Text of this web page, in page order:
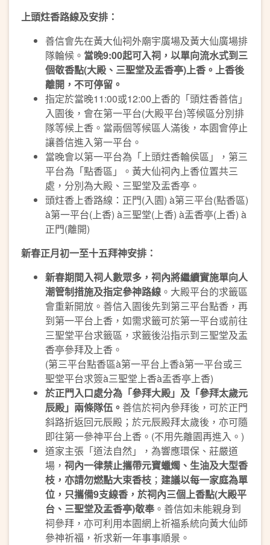
上頭炷香路線及安排：
善信會先在黃大仙祠外廟宇廣場及黃大仙廣場排
隊輪候。 當晚9:00起可入祠，以單向流水式到三
個敬香點(大殿、三聖堂及盂香亭)上香。上香後
離開，不可停留。
指定於當晚11:00或12:00上香的「頭炷香善信」
入園後，會在第一平台(大殿平台)等候區分別排
隊等候上香。當兩個等候區人滿後，本園會停止
讓善信進入第一平台。
當晚會以第一平台為「上頭炷香輪侯區」，第三
平台為「點香區」。黃大仙祠內上香位置共三
處，分別為大殿、三聖堂及盂香亭。
頭炷香上香路線：正門(入園) à第三平台(點香區)
à第一平台(上香) à三聖堂(上香) à盂香亭(上香) à
正門(離開)
新春正月初一至十五拜神安排：
新春期間入祠人數眾多，祠內將繼續實施單向人
潮管制措施及指定參神路線 。大殿平台的求籤區
會重新開放。善信入園後先到第三平台點香，再
到第一平台上香，如需求籤可於第一平台或前往
三聖堂平台求籤區，求籤後沿指示到三聖堂及盂
香亭參拜及上香。
(第三平台點香區à第一平台上香à第一平台或三
聖堂平台求簽à三聖堂上香à盂香亭上香)
於正門入口處分為「參拜大殿」及「參拜太歲元
辰殿」兩條隊伍。 善信於祠內參拜後，可於正門
斜路折返回元辰殿；於元辰殿拜太歲後，亦可隨
即往第一參神平台上香。(不用先離園再進入。)
道家主張「道法自然」，為響應環保、莊嚴道
場， 祠內一律禁止攜帶元寶蠟燭、生油及大型香
枝，亦請勿燃點大束香枝 ； 建議以每一家庭為單
位，只攜備9支線香，於祠內三個上香點(大殿平
台、三聖堂及盂香亭)敬奉。善信如未能親身到
祠參拜，亦可利用本園網上祈福系統向黃大仙師
參神祈福，祈求新一年事事順景。